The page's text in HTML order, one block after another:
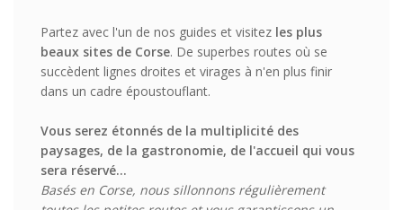
Partez avec l'un de nos guides et visitez les plus
beaux sites de Corse. De superbes routes où se
succèdent lignes droites et virages à n'en plus finir
dans un cadre époustouflant.
Vous serez étonnés de la multiplicité des
paysages, de la gastronomie, de l'accueil qui vous
sera réservé...
Basés en Corse, nous sillonnons régulièrement